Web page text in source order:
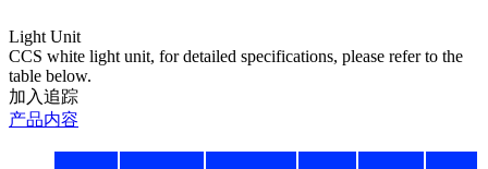
Light Unit
CCS white light unit, for detailed specifications, please refer to the
table below.
加入追踪
产品内容